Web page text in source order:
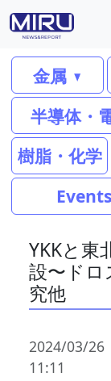
金属
半導体・
樹脂・化学
Events
YKKと東
設〜ドロ
究他
2024/03/26
11:11